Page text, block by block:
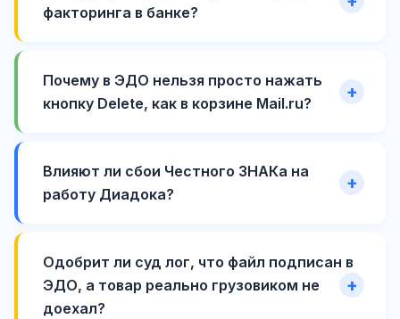
факторинга в банке?
Почему в ЭДО нельзя просто нажать
кнопку Delete, как в корзине Mail.ru?
Влияют ли сбои Честного ЗНАКа на
работу Диадока?
Одобрит ли суд лог, что файл подписан в
ЭДО, а товар реально грузовиком не
доехал?